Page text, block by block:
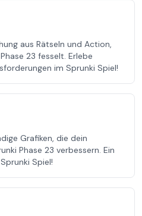
aus Rätseln und Action,
23 fesselt. Erlebe
im Sprunki Spiel!
Grafiken, die dein
Phase 23 verbessern. Ein
Spiel!